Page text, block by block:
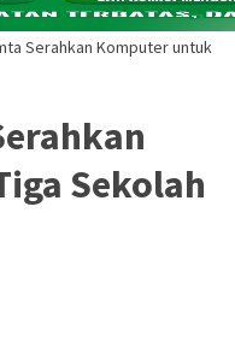
Serahkan Komputer untuk
Sekolah